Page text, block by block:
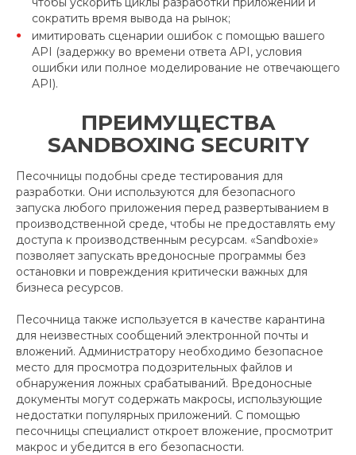
сократить время вывода на рынок;
имитировать сценарии ошибок с помощью вашего
API (задержку во времени ответа API, условия
ошибки или полное моделирование не отвечающего
API).
ПРЕИМУЩЕСТВА
SANDBOXING SECURITY
Песочницы подобны среде тестирования для
разработки. Они используются для безопасного
запуска любого приложения перед развертыванием в
производственной среде, чтобы не предоставлять ему
доступа к производственным ресурсам. «Sandboxie»
позволяет запускать вредоносные программы без
остановки и повреждения критически важных для
бизнеса ресурсов.
Песочница также используется в качестве карантина
для неизвестных сообщений электронной почты и
вложений. Администратору необходимо безопасное
место для просмотра подозрительных файлов и
обнаружения ложных срабатываний. Вредоносные
документы могут содержать макросы, использующие
недостатки популярных приложений. С помощью
песочницы специалист откроет вложение, просмотрит
макрос и убедится в его безопасности.